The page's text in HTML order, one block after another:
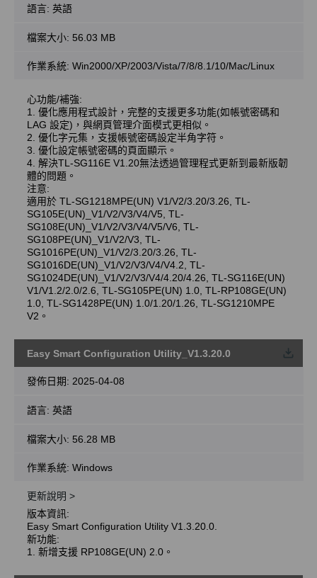
語言: 英語
檔案大小: 56.03 MB
作業系統: Win2000/XP/2003/Vista/7/8/8.1/10/Mac/Linux
心功能/補強:
1. 優化應用程式設計，完整的支援更多功能(如帳號密碼和
LAG 設定)，與網頁管理介面模式更相似。
2. 優化字元集，支援帳號密碼設定半角字符。
3. 優化設定帳號密碼的頁面顯示。
4. 解決TL-SG116E V1.20無法透過管理程式更新到最新版韌
體的問題。
注意:
適用於 TL-SG1218MPE(UN) V1/V2/3.20/3.26, TL-
SG105E(UN)_V1/V2/V3/V4/V5, TL-
SG108E(UN)_V1/V2/V3/V4/V5/V6, TL-
SG108PE(UN)_V1/V2/V3, TL-
SG1016PE(UN)_V1/V2/3.20/3.26, TL-
SG1016DE(UN)_V1/V2/V3/V4/V4.2, TL-
SG1024DE(UN)_V1/V2/V3/V4/4.20/4.26, TL-SG116E(UN)
V1/V1.2/2.0/2.6, TL-SG105PE(UN) 1.0, TL-RP108GE(UN)
1.0, TL-SG1428PE(UN) 1.0/1.20/1.26, TL-SG1210MPE
V2。
Easy Smart Configuration Utility_V1.3.20.0
發佈日期: 2025-04-08
語言: 英語
檔案大小: 56.28 MB
作業系統: Windows
更新說明 >
版本資訊:
Easy Smart Configuration Utility V1.3.20.0.
新功能:
1. 新增支援 RP108GE(UN) 2.0。